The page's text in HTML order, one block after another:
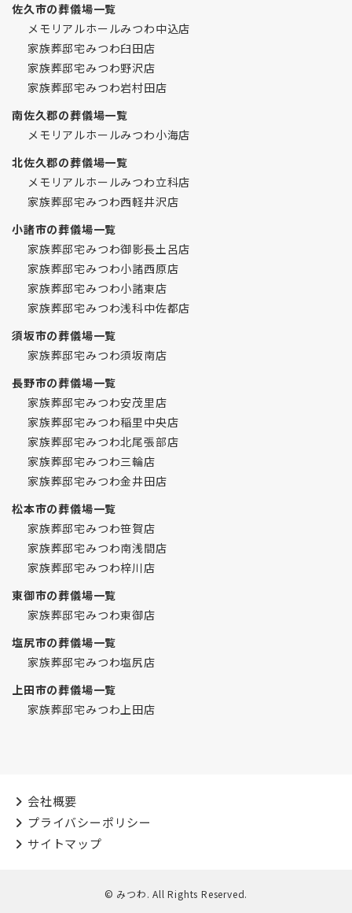
佐久市の葬儀場一覧
メモリアルホールみつわ中込店
家族葬邸宅みつわ臼田店
家族葬邸宅みつわ野沢店
家族葬邸宅みつわ岩村田店
南佐久郡の葬儀場一覧
メモリアルホールみつわ小海店
北佐久郡の葬儀場一覧
メモリアルホールみつわ立科店
家族葬邸宅みつわ西軽井沢店
小諸市の葬儀場一覧
家族葬邸宅みつわ御影長土呂店
家族葬邸宅みつわ小諸西原店
家族葬邸宅みつわ小諸東店
家族葬邸宅みつわ浅科中佐都店
須坂市の葬儀場一覧
家族葬邸宅みつわ須坂南店
長野市の葬儀場一覧
家族葬邸宅みつわ安茂里店
家族葬邸宅みつわ稲里中央店
家族葬邸宅みつわ北尾張部店
家族葬邸宅みつわ三輪店
家族葬邸宅みつわ金井田店
松本市の葬儀場一覧
家族葬邸宅みつわ笹賀店
家族葬邸宅みつわ南浅間店
家族葬邸宅みつわ梓川店
東御市の葬儀場一覧
家族葬邸宅みつわ東御店
塩尻市の葬儀場一覧
家族葬邸宅みつわ塩尻店
上田市の葬儀場一覧
家族葬邸宅みつわ上田店
会社概要
プライバシーポリシー
サイトマップ
© みつわ. All Rights Reserved.